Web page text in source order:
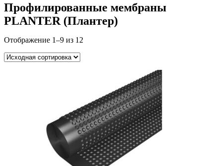
Профилированные мембраны
PLANTER (Плантер)
Отображение 1–9 из 12